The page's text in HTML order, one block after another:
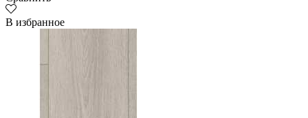
В избранное